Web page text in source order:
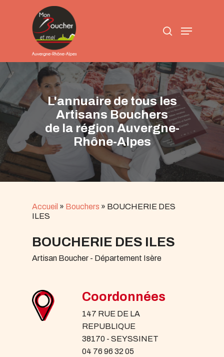
Menu
L'annuaire de tous les
Artisans Bouchers
de la région Auvergne-
Rhône-Alpes
Accueil » Bouchers » BOUCHERIE DES
ILES
BOUCHERIE DES ILES
Artisan Boucher - Département Isère
Coordonnées
147 RUE DE LA
REPUBLIQUE
38170 - SEYSSINET
04 76 96 32 05